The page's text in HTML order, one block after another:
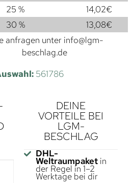
25 % 14,02€
30 % 13,08€
anfragen unter info@lgm-
beschlag.de
561786
DEINE
VORTEILE BEI
LGM-
BESCHLAG
DHL-
Weltraumpaketin
der Regel in 1–2
Werktage bei dir